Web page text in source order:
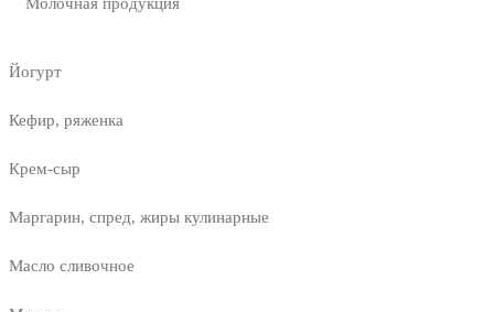
Молочная продукция
Йогурт
Кефир, ряженка
Крем-сыр
Маргарин, спред, жиры кулинарные
Масло сливочное